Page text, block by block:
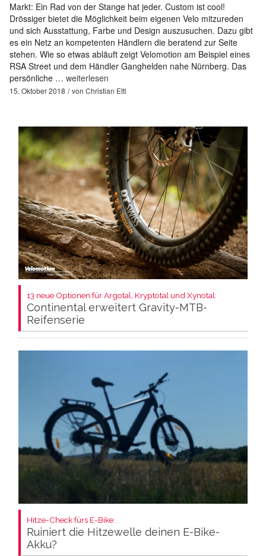
Markt: Ein Rad von der Stange hat jeder. Custom ist cool!
Drössiger bietet die Möglichkeit beim eigenen Velo mitzureden
und sich Ausstattung, Farbe und Design auszusuchen. Dazu gibt
es ein Netz an kompetenten Händlern die beratend zur Seite
stehen. Wie so etwas abläuft zeigt Velomotion am Beispiel eines
RSA Street und dem Händler Ganghelden nahe Nürnberg. Das
persönliche … weiterlesen
15. Oktober 2018 von Christian Ettl
13 neue Optionen für Argotal, Kryptotal und Xynotal:
Continental erweitert Gravity-MTB-
Reifenserie
Hitze-Check fürs E-Bike:
Ruiniert die Hitzewelle deinen E-Bike-
Akku?